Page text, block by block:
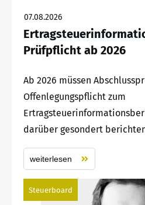
07.08.2026
Prüfpflicht ab 2026
Ab 2026 müssen
Offenlegungspflicht zum
darüber gesondert
weiterlesen
Steuerboard